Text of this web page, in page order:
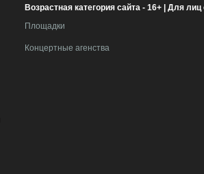
Возрастная категория сайта - 16+ | Для
Площадки
Концертные агенства